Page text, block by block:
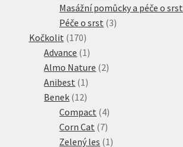
produkt
Masážní pomůcky a péče o srst
Péče o srst 33
Kočkolit 170170
produktů
Advance 1 1
produkt
Almo Nature 22
Anibest 1 1
produkt
Benek 1212
produktů
Compact 44
produkty
Corn Cat 77
produktů
Zelený les 1 1